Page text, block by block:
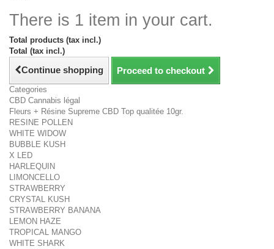
There is 1 item in your cart.
Total products (tax incl.)
Total (tax incl.)
Continue shopping Proceed to checkout
Categories
CBD Cannabis légal
Fleurs + Résine Supreme CBD Top qualitée 10gr.
RESINE POLLEN
WHITE WIDOW
BUBBLE KUSH
X LED
HARLEQUIN
LIMONCELLO
STRAWBERRY
CRYSTAL KUSH
STRAWBERRY BANANA
LEMON HAZE
TROPICAL MANGO
WHITE SHARK